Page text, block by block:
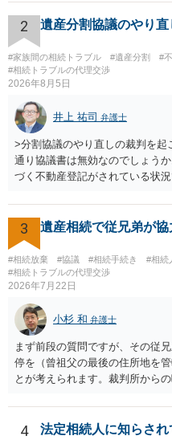
理証明を家庭裁判所で取得し、
してください。 質問２につい
ば、第１回期日は出席する必要
があり出席できない）との記載
はないので、ｍｉｎｔｓでの提
限までに届けばよい）で十分で
にお問い合わせください。 以上
2 遺産分割協議のやり直
#家族間の相続トラブル #遺産分割
#
#相続トラブルの代理交渉
2026年8月5日
井上 祐司 弁護士
>分割協議のやり直しの裁判を
通り協議書は無効なのでしょう
づく不動産登記がされている状
方の訴訟の主張及び立証次第で
医師の意見書、筆跡鑑定 が提
はありますが、 ・伯母様自身が
様の意に反する遺産分割協議を
であること からすると、実際に
性はそれほど高くない（立証の
言えると思います。
3 遺産相続で従兄弟が
#相続放棄 #協議 #相続手続き #相続
#相続トラブルの代理交渉
2026年7月22日
小杉 和 弁護士
まず前段の質問ですが、その従
停を（曾祖父の最後の住所地を
とが考えられます。裁判所から
能と思われます。時間が思った
揃える必要があります。その点
4
法定相続人に知らさ